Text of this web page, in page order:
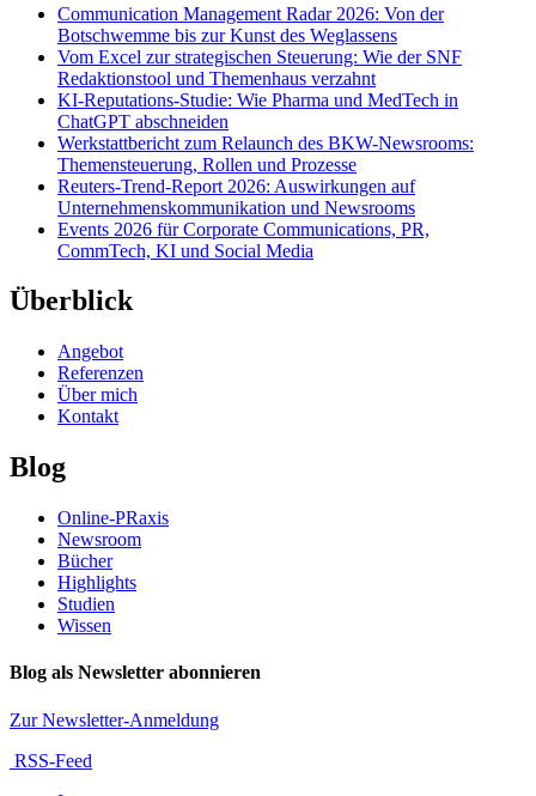
Communication Management Radar 2026: Von der
Botschwemme bis zur Kunst des Weglassens
Vom Excel zur strategischen Steuerung: Wie der SNF
Redaktionstool und Themenhaus verzahnt
KI-Reputations-Studie: Wie Pharma und MedTech in
ChatGPT abschneiden
Werkstattbericht zum Relaunch des BKW-Newsrooms:
Themensteuerung, Rollen und Prozesse
Reuters-Trend-Report 2026: Auswirkungen auf
Unternehmenskommunikation und Newsrooms
Events 2026 für Corporate Communications, PR,
CommTech, KI und Social Media
Überblick
Angebot
Referenzen
Über mich
Kontakt
Blog
Online-PRaxis
Newsroom
Bücher
Highlights
Studien
Wissen
Blog als Newsletter abonnieren
Zur Newsletter-Anmeldung
RSS-Feed